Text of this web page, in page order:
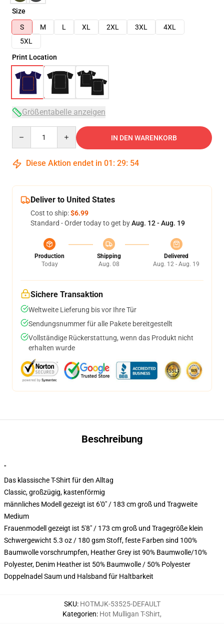
Size
S
M L XL 2XL 3XL
4XL
5XL
Print Location
Größentabelle anzeigen
IN DEN WARENKORB
Diese Aktion endet in 01 : 29: 54
Deliver to United States
Cost to ship:$6.99
Standard - Order today to get byAug. 12 - Aug. 19
Production
Today
Shipping
Aug. 08
Delivered
Aug. 12 - Aug. 19
Sichere Transaktion
Weltweite Lieferung bis vor Ihre Tür
Sendungsnummer für alle Pakete bereitgestellt
Vollständige Rückerstattung, wenn das Produkt nicht
erhalten wurde
Beschreibung
"
Das klassische T-Shirt für den Alltag
Classic, großzügig, kastenförmig
männliches Modell gezeigt ist 6'0" / 183 cm groß und Tragweite
Medium
Frauenmodell gezeigt ist 5'8" / 173 cm groß und Tragegröße klein
Schwergewicht 5.3 oz / 180 gsm Stoff, feste Farben sind 100%
Baumwolle vorschrumpfen, Heather Grey ist 90% Baumwolle/10%
Polyester, Denim Heather ist 50% Baumwolle / 50% Polyester
Doppelnadel Saum und Halsband für Haltbarkeit
SKU: HOTMJK-53525-DEFAULT
Kategorien: Hot Mulligan T-Shirt,